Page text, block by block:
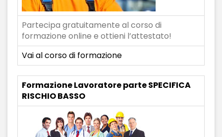
Partecipa gratuitamente al corso di
formazione online e ottieni l’attestato!
Vai al corso di formazione
Formazione Lavoratore parte SPECIFICA
RISCHIO BASSO